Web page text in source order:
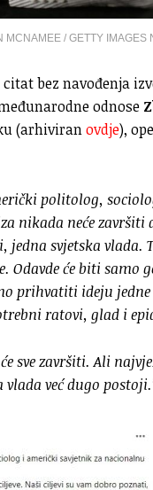
MCNAMEE / GETTY
bez navođenja
odnose
(arhiviranovdje),
politolog,
nikada neće
jedna svjetska vlada.
Odavde će biti samo
prihvatiti ideju jedne
ratovi, glad i
sve završiti. Ali
već dugo